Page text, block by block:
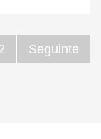
Seguinte